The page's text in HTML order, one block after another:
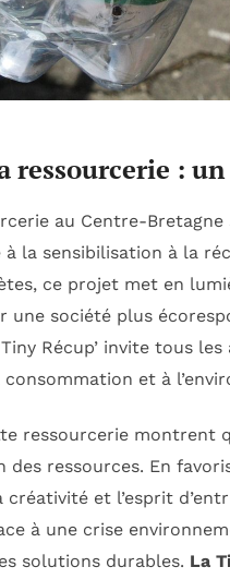
ressourcerie :
au Centre-
la sensibilisation à la
ce projet met en
une société plus
Récup’ invite tous
et à
ressourcerie montrent
des ressources. En
et l’esprit
à une crise
solutions durables. La